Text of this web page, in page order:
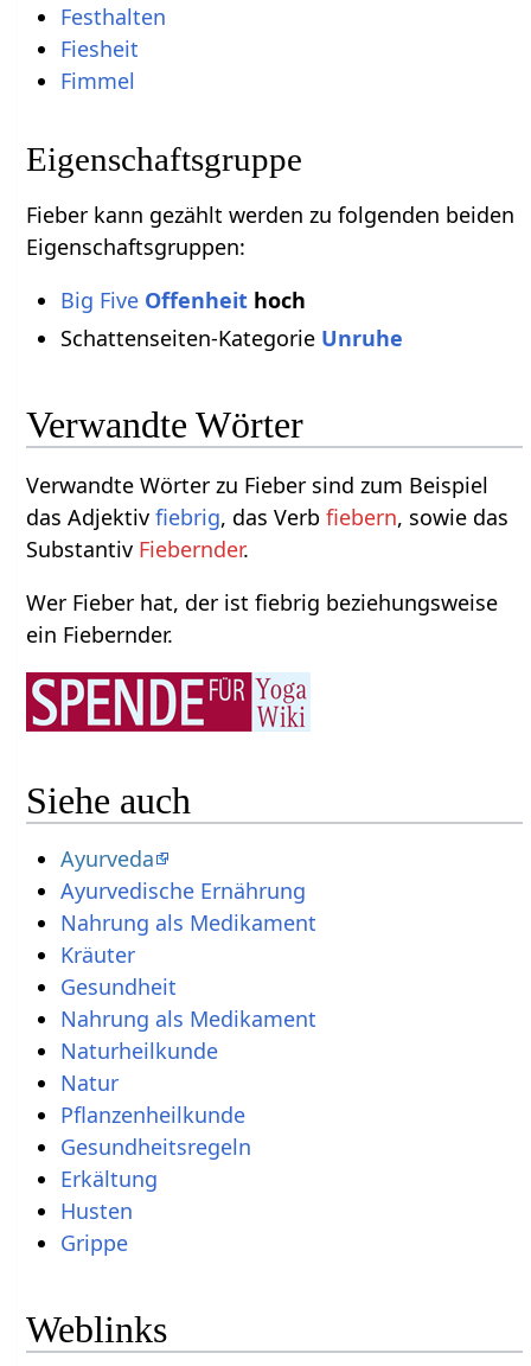
Festhalten
Fiesheit
Fimmel
Eigenschaftsgruppe
Fieber kann gezählt werden zu folgenden beiden
Eigenschaftsgruppen:
Big Five Offenheithoch
Schattenseiten-Kategorie Unruhe
Verwandte Wörter
Verwandte Wörter zu Fieber sind zum Beispiel
das Adjektivfiebrig, das Verbfiebern, sowie das
Substantiv Fiebernder.
Wer Fieber hat, der ist fiebrig beziehungsweise
ein Fiebernder.
Siehe auch
Ayurveda
Ayurvedische Ernährung
Nahrung als Medikament
Kräuter
Gesundheit
Nahrung als Medikament
Naturheilkunde
Natur
Pflanzenheilkunde
Gesundheitsregeln
Erkältung
Husten
Grippe
Weblinks